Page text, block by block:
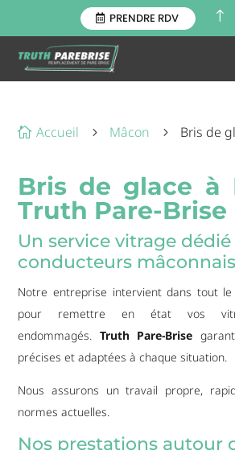
PRENDRE RDV !
 Accueil 5 Mâcon 5 Bris de
Bris de glace à
Truth Pare-Brise
Un service vitrage
conducteurs mâconnais
Notre entreprise intervient dans tout
pour remettre en état vos
endommagés. Truth Pare-Brise
précises et adaptées à chaque situation.
Nous assurons un travail propre,
normes actuelles.
Nos prestations autour